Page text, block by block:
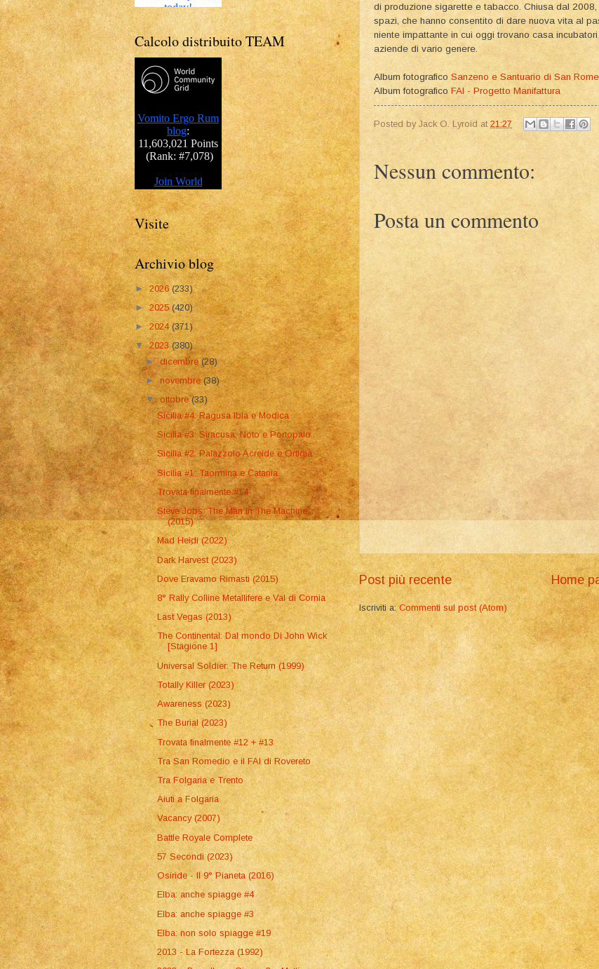
di produzione sigarette e tabacco. Chiusa dal
spazi, che hanno consentito di dare nuova vita al
niente impattante in cui oggi trovano casa
aziende di vario genere.
Album fotografico Sanzeno e Santuario di San
Album fotografico FAI - Progetto Manifattura
Posted by Jack O. Lyroid at 21:27
Nessun commento:
Posta un commento
Post più recente Home
Iscriviti a:Commenti sul post (Atom)
Calcolo distribuito TEAM
Visite
Archivio blog
► 2026(233)
►2025(420)
►2024 (371)
▼2023(380)
►dicembre(28)
►novembre(38)
▼ottobre(33)
Sicilia #4: Ragusa Ibla e Modica
Sicilia #3: Siracusa, Noto e Portopalo
Sicilia #2: Palazzolo Acreide e Ortigia
Sicilia #1: Taormina e Catania
Trovata finalmente #14
Steve Jobs: The Man In The Machine
(2015)
Mad Heidi (2022)
Dark Harvest (2023)
Dove Eravamo Rimasti (2015)
8° Rally Colline Metallifere e Val di Cornia
Last Vegas (2013)
The Continental: Dal mondo Di John Wick
[Stagione 1]
Universal Soldier: The Return (1999)
Totally Killer (2023)
Awareness (2023)
The Burial (2023)
Trovata finalmente #12 + #13
Tra San Romedio e il FAI di Rovereto
Tra Folgaria e Trento
Aiuti a Folgaria
Vacancy (2007)
Battle Royale Complete
57 Secondi (2023)
Osiride - Il 9° Pianeta (2016)
Elba: anche spiagge #4
Elba: anche spiagge #3
Elba: non solo spiagge #19
2013 - La Fortezza (1992)